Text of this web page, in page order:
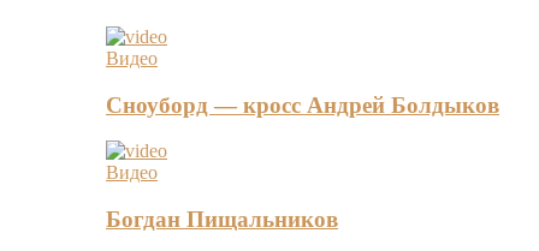
Видео
Сноуборд — кросс Андрей Болдыков
Видео
Богдан Пищальников